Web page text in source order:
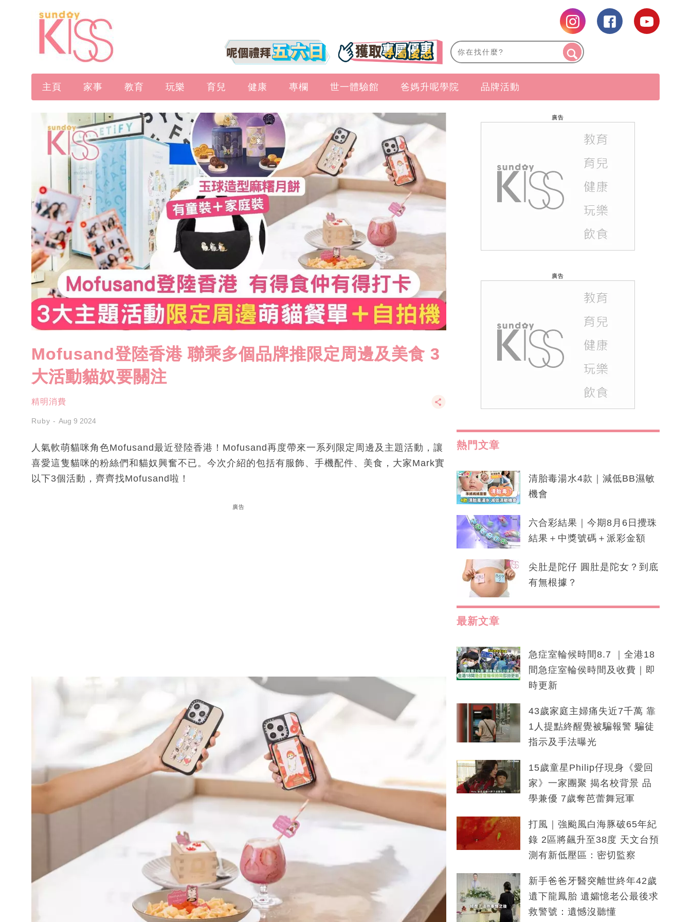
主頁 家事 教育 玩樂 育兒 健康 專欄 世一體驗館 爸媽升呢學院 品牌活動
Mofusand登陸香港 聯乘多個品牌推限定周邊及美食 3
大活動貓奴要關注
精明消費
Ruby Aug 9 2024
人氣軟萌貓咪角色Mofusand最近登陸香港！Mofusand再度帶來一系列限定周邊及主題活動，讓
喜愛這隻貓咪的粉絲們和貓奴興奮不已。今次介紹的包括有服飾、手機配件、美食，大家Mark實
以下3個活動，齊齊找Mofusand啦！
廣告
廣告
廣告
熱門文章
清胎毒湯水4款｜減低BB濕敏
機會
六合彩結果｜今期8月6日攪珠
結果＋中獎號碼＋派彩金額
尖肚是陀仔 圓肚是陀女？到底
有無根據？
最新文章
急症室輪候時間8.7 ｜全港18
間急症室輪侯時間及收費｜即
時更新
43歲家庭主婦痛失近7千萬 靠
1人提點終醒覺被騙報警 騙徒
指示及手法曝光
15歲童星Philip仔現身《愛回
家》一家團聚 揭名校背景 品
學兼優 7歲奪芭蕾舞冠軍
打風｜強颱風白海豚破65年紀
錄 2區將飆升至38度 天文台預
測有新低壓區：密切監察
新手爸爸牙醫突離世終年42歲
遺下龍鳳胎 遺孀憶老公最後求
救警號：遺憾沒聽懂